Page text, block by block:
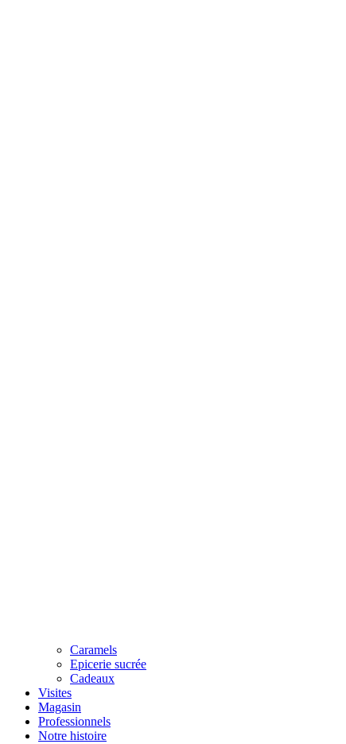
Caramels
Epicerie sucrée
Cadeaux
Visites
Magasin
Professionnels
Notre histoire